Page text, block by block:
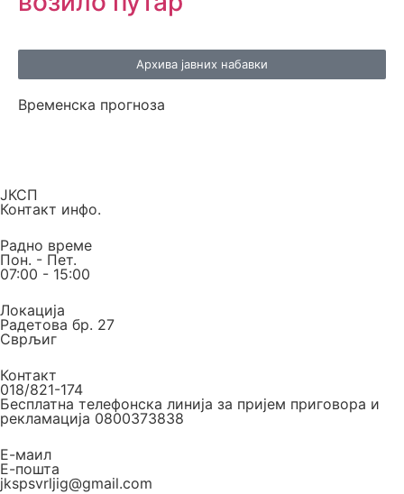
Архива јавних набавки
Временска прогноза
ЈКСП
Контакт инфо.
Радно време
Пон. - Пет.
07:00 - 15:00
Локација
Радетова бр. 27
Сврљиг
Контакт
018/821-174
Бесплатна телефонска линија за пријем приговора и
рекламација 0800373838
Е-маил
Е-пошта
jkspsvrljig@gmail.com